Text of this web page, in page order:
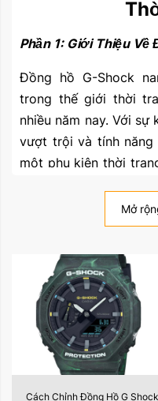
Phần 1: Giới Thiệu Về
Đồng hồ G-Shock
trong thế giới thời
nhiều năm nay. Với
vượt trội và tính năng
một phụ kiện thời
chúng ta sẽ khám
nam và tìm hiểu vì
Phần 2: Lịch Sử Và
Đồng hồ G-Shock
Casio - một tập
của Nhật Bản, sáng
Ibe, một kỹ sư có trái
Mở
Đồng Hồ G Shock Nam